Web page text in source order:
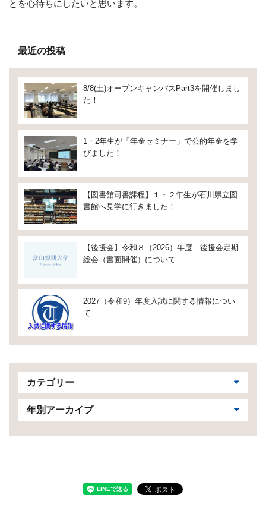
とを心待ちにしたいと思います。
最近の投稿
8/8(土)オープンキャンパスPart3を開催しまし
た！
1・2年生が「年金セミナー」で公的年金を学
びました！
【図書館司書課程】１・２年生が石川県立図
書館へ見学に行きました！
【後援会】令和８（2026）年度 後援会定期
総会（書面開催）について
2027（令和9）年度入試に関する情報につい
て
カテゴリー
年別アーカイブ